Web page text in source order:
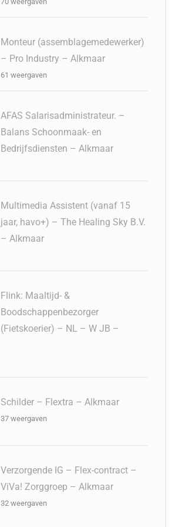
Monteur (assemblagemedewerker)
– Pro Industry – Alkmaar
61 weergaven
AFAS Salarisadministrateur. –
Balans Schoonmaak- en
Bedrijfsdiensten – Alkmaar
Multimedia Assistent (vanaf 15
jaar, havo+) – The Healing Sky B.V.
– Alkmaar
Flink: Maaltijd- &
Boodschappenbezorger
(Fietskoerier) – NL – W JB –
Schilder – Flextra – Alkmaar
37 weergaven
Verzorgende IG – Flex-contract –
ViVa! Zorggroep – Alkmaar
32 weergaven